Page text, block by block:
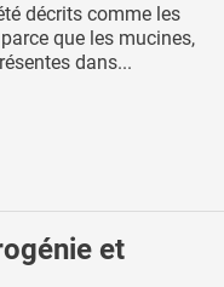
décrits comme les
que les mucines,
dans...
et